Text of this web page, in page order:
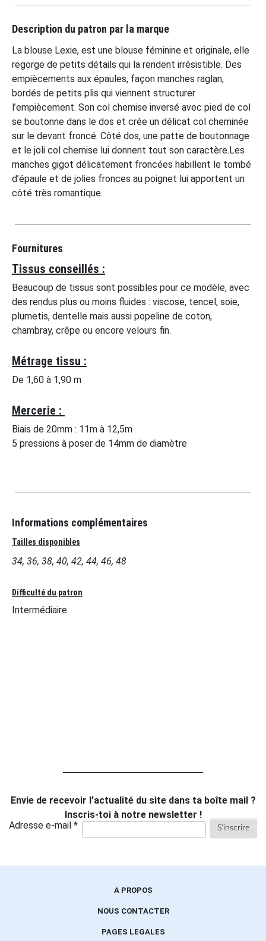
Description du patron par la marque
La blouse Lexie, est une blouse féminine et originale, elle
regorge de petits détails qui la rendent irrésistible. Des
empiècements aux épaules, façon manches raglan,
bordés de petits plis qui viennent structurer
l’empiècement. Son col chemise inversé avec pied de col
se boutonne dans le dos et crée un délicat col cheminée
sur le devant froncé. Côté dos, une patte de boutonnage
et le joli col chemise lui donnent tout son caractère.Les
manches gigot délicatement froncées habillent le tombé
d’épaule et de jolies fronces au poignet lui apportent un
côté très romantique.
Fournitures
Tissus conseillés :
Beaucoup de tissus sont possibles pour ce modèle, avec
des rendus plus ou moins fluides : viscose, tencel, soie,
plumetis, dentelle mais aussi popeline de coton,
chambray, crêpe ou encore velours fin.
Métrage tissu :
De 1,60 à 1,90 m
Mercerie :
Biais de 20mm : 11m à 12,5m
5 pressions à poser de 14mm de diamètre
Informations complémentaires
Tailles disponibles
34, 36, 38, 40, 42, 44, 46, 48
Difficulté du patron
Intermédiaire
Envie de recevoir l’actualité du site dans ta boîte mail ?
Inscris-toi à notre newsletter !
Adresse e-mail *
A PROPOS
NOUS CONTACTER
PAGES LEGALES